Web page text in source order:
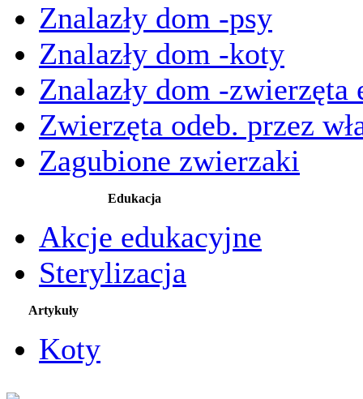
Znalazły dom -psy
Znalazły dom -koty
Znalazły dom -zwierzęta
Zwierzęta odeb. przez
Zagubione zwierzaki
Edukacja
Akcje edukacyjne
Sterylizacja
Artykuły
Koty